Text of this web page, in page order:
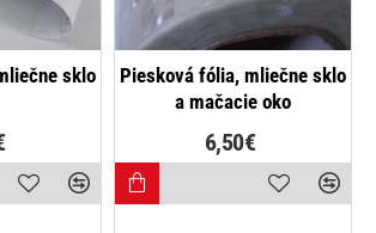
sklo
Piesková fólia, mliečne sklo
a mačacie oko
6,50€